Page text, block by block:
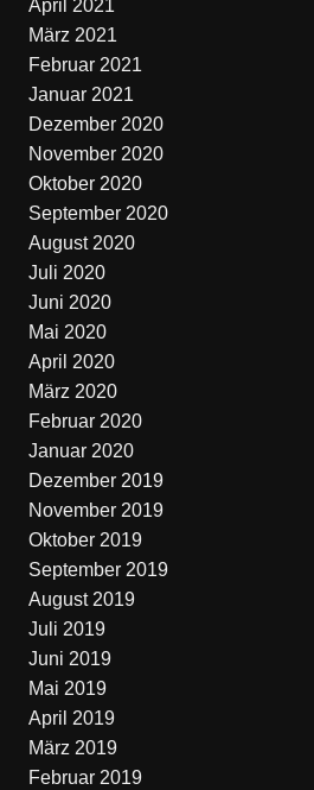
April 2021
März 2021
Februar 2021
Januar 2021
Dezember 2020
November 2020
Oktober 2020
September 2020
August 2020
Juli 2020
Juni 2020
Mai 2020
April 2020
März 2020
Februar 2020
Januar 2020
Dezember 2019
November 2019
Oktober 2019
September 2019
August 2019
Juli 2019
Juni 2019
Mai 2019
April 2019
März 2019
Februar 2019